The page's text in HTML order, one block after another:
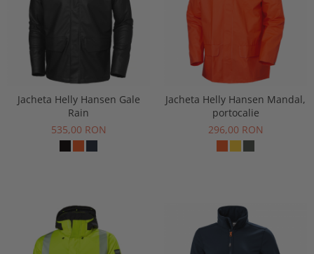
Jacheta Helly Hansen Gale
Rain
535,00 RON
Jacheta Helly Hansen Mandal,
portocalie
296,00 RON